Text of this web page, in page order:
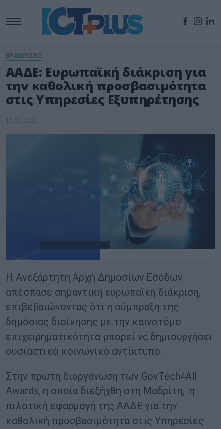
ΒΡΑΒΕΥΣΕΙΣ
ΑΑΔΕ: Ευρωπαϊκή διάκριση για
την καθολική προσβασιμότητα
στις Υπηρεσίες Εξυπηρέτησης
18.05.2026
Η Ανεξάρτητη Αρχή Δημοσίων Εσόδων
απέσπασε σημαντική ευρωπαϊκή διάκριση,
επιβεβαιώνοντας ότι η σύμπραξη της
δημόσιας διοίκησης με την καινοτόμο
επιχειρηματικότητα μπορεί να δημιουργήσει
ουσιαστικό κοινωνικό αντίκτυπο.
Στην πρώτη διοργάνωση των GovTech4All
Awards, η οποία διεξήχθη στη Μαδρίτη, η
πιλοτική εφαρμογή της ΑΑΔΕ για την
καθολική προσβασιμότητα στις Υπηρεσίες